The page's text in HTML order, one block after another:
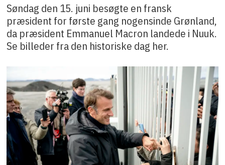
Søndag den 15. juni besøgte en fransk
præsident for første gang nogensinde Grønland,
da præsident Emmanuel Macron landede i Nuuk.
Se billeder fra den historiske dag her.